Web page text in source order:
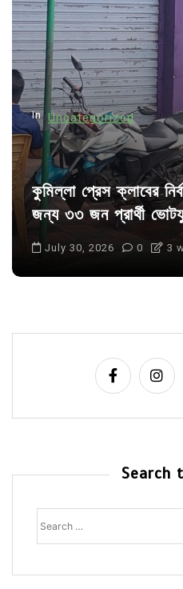
t
i
o
n
In Uncategorized
কুমিল্লা প্রেস ক্লাবের
জন্য ৩৩ জন প্রার্থী
July 30, 2026 0 3
Search
Search
for: